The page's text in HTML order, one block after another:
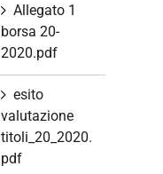
Allegato 1
borsa 20-
2020.pdf
esito
valutazione
titoli_20_2020.
pdf